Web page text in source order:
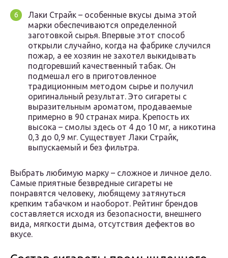
Лаки Страйк – особенные вкусы дыма этой
марки обеспечиваются определенной
заготовкой сырья. Впервые этот способ
открыли случайно, когда на фабрике случился
пожар, а ее хозяин не захотел выкидывать
подгоревший качественный табак. Он
подмешал его в приготовленное
традиционным методом сырье и получил
оригинальный результат. Это сигареты с
выразительным ароматом, продаваемые
примерно в 90 странах мира. Крепость их
высока – смолы здесь от 4 до 10 мг, а никотина
0,3 до 0,9 мг. Существует Лаки Страйк,
выпускаемый и без фильтра.
Выбрать любимую марку – сложное и личное дело.
Самые приятные безвредные сигареты не
понравятся человеку, любящему затянуться
крепким табачком и наоборот. Рейтинг брендов
составляется исходя из безопасности, внешнего
вида, мягкости дыма, отсутствия дефектов во
вкусе.